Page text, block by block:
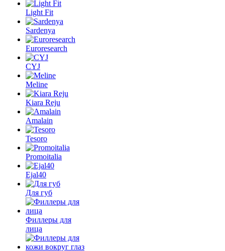
Light Fit
Sardenya
Euroresearch
CYJ
Meline
Kiara Reju
Amalain
Tesoro
Promoitalia
Ejal40
Для губ
Филлеры для
лица